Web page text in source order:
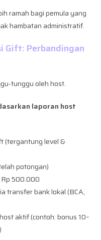
ramah bagi pemula yang
hambatan administratif.
Gift: Perbandingan
tunggu oleh host.
laporan host
(tergantung level &
potongan)
500.000
transfer bank lokal (BCA,
aktif (contoh: bonus 10–